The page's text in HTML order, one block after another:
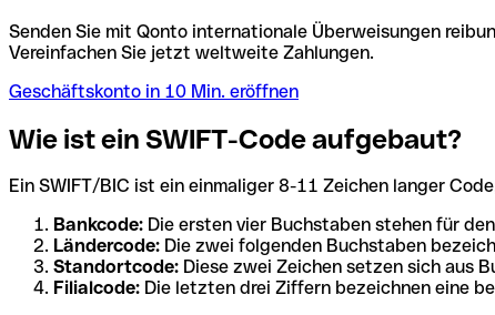
Senden Sie mit Qonto internationale Überweisungen
Vereinfachen Sie jetzt weltweite Zahlungen.
Geschäftskonto in 10 Min. eröffnen
Wie ist ein SWIFT-Code aufgebaut?
Ein SWIFT/BIC ist ein einmaliger 8-11 Zeichen langer
Bankcode: Die ersten vier Buchstaben stehen für
Ländercode: Die zwei folgenden Buchstaben
Standortcode: Diese zwei Zeichen setzen sich aus
Filialcode: Die letzten drei Ziffern bezeichnen eine